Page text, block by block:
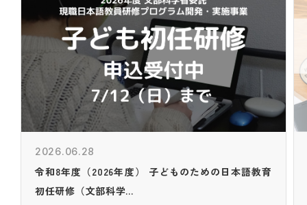
2026.06.28
令和8年度（2026年度） 子どものための日本語教育
初任研修（文部科学...